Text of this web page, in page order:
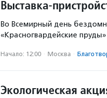
Выставка-
Во Всемирный день
«Красногвардейские
Начало: 12:00 · Москва ·
Экологическая